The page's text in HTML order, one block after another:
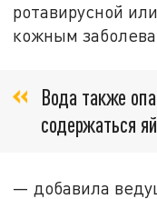
ротавирусной
кожным
Вода также
содержаться
— добавила